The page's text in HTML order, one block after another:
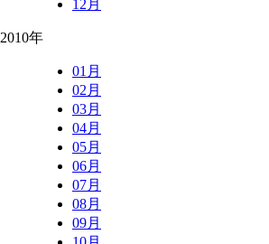
12月
2010年
01月
02月
03月
04月
05月
06月
07月
08月
09月